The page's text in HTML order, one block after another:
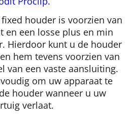
houder is voorzien van
en een losse plus en min
Hierdoor kunt u de houder
hem tevens voorzien van
van een vaste aansluiting.
om uw apparaat te
houder wanneer u uw
verlaat.